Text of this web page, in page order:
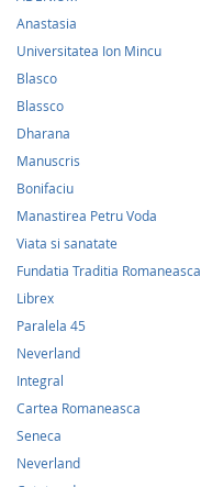
Anastasia
Universitatea Ion Mincu
Blasco
Blassco
Dharana
Manuscris
Bonifaciu
Manastirea Petru Voda
Viata si sanatate
Fundatia Traditia Romaneasca
Librex
Paralela 45
Neverland
Integral
Cartea Romaneasca
Seneca
Neverland